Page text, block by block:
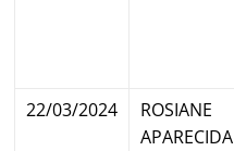
22/03/2024
ROSIANE
APARECIDA